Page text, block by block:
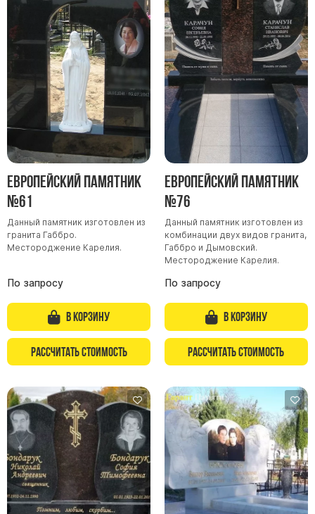
Европейский памятник
№61
Данный памятник изготовлен из
гранита Габбро.
Местороджение Карелия.
По запросу
В корзину
Рассчитать стоимость
Европейский памятник
№76
Данный памятник изготовлен из
комбинации двух видов гранита,
Габбро и Дымовский.
Местороджение Карелия.
По запросу
В корзину
Рассчитать стоимость